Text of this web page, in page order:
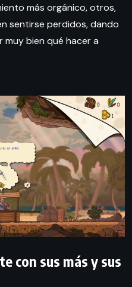
más orgánico, otros,
sentirse perdidos, dando
muy bien qué hacer a
con sus más y sus